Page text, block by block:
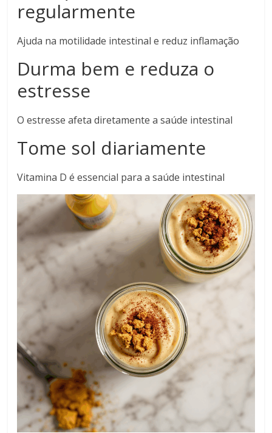
regularmente
Ajuda na motilidade intestinal e reduz inflamação
Durma bem e reduza o
estresse
O estresse afeta diretamente a saúde intestinal
Tome sol diariamente
Vitamina D é essencial para a saúde intestinal